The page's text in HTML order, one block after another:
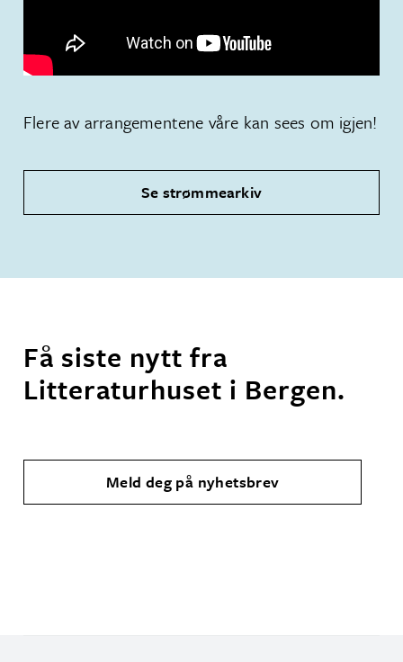
Flere av arrangementene våre kan sees om igjen!
Se strømmearkiv
Få siste nytt fra
Litteraturhuset i Bergen.
Meld deg på nyhetsbrev